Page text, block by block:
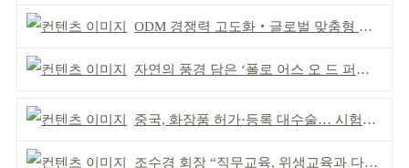
ODM 경쟁력 고도화‧글로벌 맞춤형 제조 역량 강화
자연의 풍경 담은 ‘폴로 어스 오 드 퍼퓸’ 4종 출시
중국, 화장품 허가·등록 대수술… 시험자료 공용 허용
조수경 회장 “직무교육, 위생교육과 다르다”